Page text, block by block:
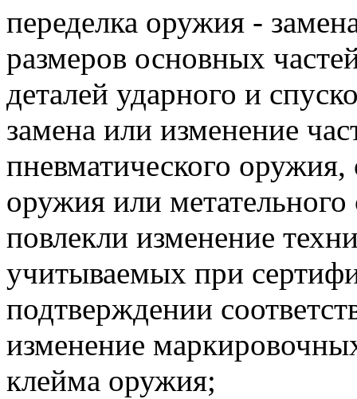
переделка оружия -
размеров основных
деталей ударного и
замена или изменение
пневматического оружия,
оружия или
повлекли изменение
учитываемых при
подтверждении
изменение
клейма оружия;